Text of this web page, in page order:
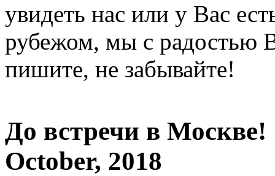
увидеть нас или у Вас
рубежом, мы с радостью
пишите, не забывайте!
До встречи в Москве!
October, 2018